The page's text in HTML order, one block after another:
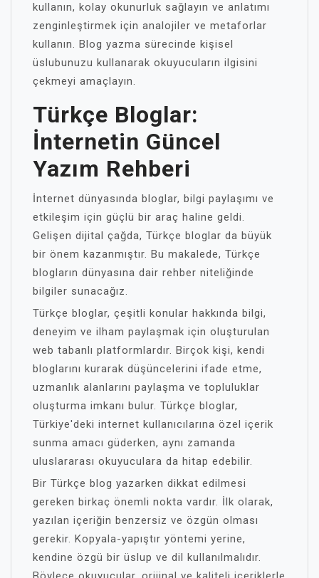
kullanın, kolay okunurluk sağlayın ve anlatımı
zenginleştirmek için analojiler ve metaforlar
kullanın. Blog yazma sürecinde kişisel
üslubunuzu kullanarak okuyucuların ilgisini
çekmeyi amaçlayın.
Türkçe Bloglar:
İnternetin Güncel
Yazım Rehberi
İnternet dünyasında bloglar, bilgi paylaşımı ve
etkileşim için güçlü bir araç haline geldi.
Gelişen dijital çağda, Türkçe bloglar da büyük
bir önem kazanmıştır. Bu makalede, Türkçe
blogların dünyasına dair rehber niteliğinde
bilgiler sunacağız.
Türkçe bloglar, çeşitli konular hakkında bilgi,
deneyim ve ilham paylaşmak için oluşturulan
web tabanlı platformlardır. Birçok kişi, kendi
bloglarını kurarak düşüncelerini ifade etme,
uzmanlık alanlarını paylaşma ve topluluklar
oluşturma imkanı bulur. Türkçe bloglar,
Türkiye'deki internet kullanıcılarına özel içerik
sunma amacı güderken, aynı zamanda
uluslararası okuyuculara da hitap edebilir.
Bir Türkçe blog yazarken dikkat edilmesi
gereken birkaç önemli nokta vardır. İlk olarak,
yazılan içeriğin benzersiz ve özgün olması
gerekir. Kopyala-yapıştır yöntemi yerine,
kendine özgü bir üslup ve dil kullanılmalıdır.